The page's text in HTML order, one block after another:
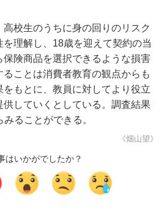
校生のうちに身の回りのリスク
理解し、18歳を迎えて契約の当
険商品を選択できるような損害
ことは消費者教育の観点からも
もとに、教員に対してより役立
していくとしている。調査結果
ることができる。
《畑山望》
はいかがでしたか？